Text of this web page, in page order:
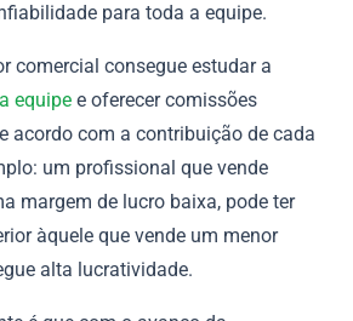
para toda a equipe.
comercial consegue estudar a
equipe e oferecer comissões
acordo com a contribuição de cada
um profissional que vende
margem de lucro baixa, pode ter
àquele que vende um menor
alta lucratividade.